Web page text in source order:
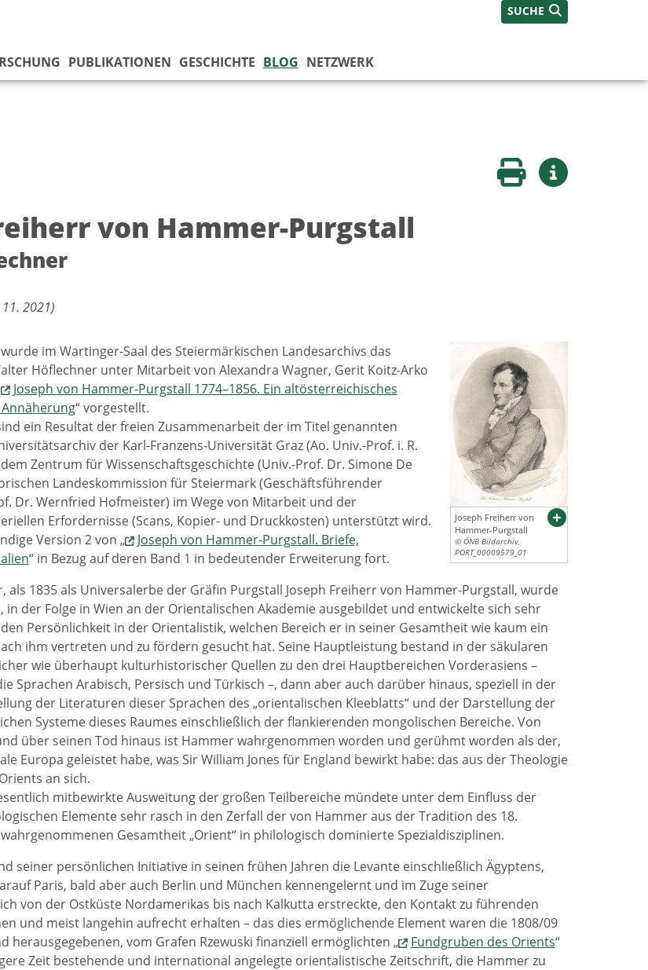
SUCHE
PUBLIKATIONEN GESCHICHTE BLOG NETZWERK
Seite druckenWeitere Infos
von Hammer-Purgstall
2021)
Joseph Freiherr von
Hammer-Purgstall
© ÖNB Bildarchiv,
PORT_00009579_01
im Wartinger-Saal des Steiermärkischen Landesarchivs das
Höflechner unter Mitarbeit von Alexandra Wagner, Gerit Koitz-Arko
Joseph von Hammer-Purgstall 1774–1856. Ein altösterreichisches
“ vorgestellt.
ein Resultat der freien Zusammenarbeit der im Titel genannten
der Karl-Franzens-Universität Graz (Ao. Univ.-Prof. i. R.
Zentrum für Wissenschaftsgeschichte (Univ.-Prof. Dr. Simone De
Landeskommission für Steiermark (Geschäftsführender
Dr. Wernfried Hofmeister) im Wege von Mitarbeit und der
Erfordernisse (Scans, Kopier- und Druckkosten) unterstützt wird.
Version 2 von „
Joseph von Hammer-Purgstall. Briefe,
“ in Bezug auf deren Band 1 in bedeutender Erweiterung fort.
als 1835 als Universalerbe der Gräfin Purgstall Joseph Freiherr von Hammer-Purgstall, wurde
in der Folge in Wien an der Orientalischen Akademie ausgebildet und entwickelte sich sehr
Persönlichkeit in der Orientalistik, welchen Bereich er in seiner Gesamtheit wie kaum ein
ihm vertreten und zu fördern gesucht hat. Seine Hauptleistung bestand in der säkularen
wie überhaupt kulturhistorischer Quellen zu den drei Hauptbereichen Vorderasiens –
Sprachen Arabisch, Persisch und Türkisch –, dann aber auch darüber hinaus, speziell in der
der Literaturen dieser Sprachen des „orientalischen Kleeblatts“ und der Darstellung der
Systeme dieses Raumes einschließlich der flankierenden mongolischen Bereiche. Von
über seinen Tod hinaus ist Hammer wahrgenommen worden und gerühmt worden als der,
Europa geleistet habe, was Sir William Jones für England bewirkt habe: das aus der Theologie
an sich.
mitbewirkte Ausweitung der großen Teilbereiche mündete unter dem Einfluss der
Elemente sehr rasch in den Zerfall der von Hammer aus der Tradition des 18.
Gesamtheit „Orient“ in philologisch dominierte Spezialdisziplinen.
seiner persönlichen Initiative in seinen frühen Jahren die Levante einschließlich Ägyptens,
Paris, bald aber auch Berlin und München kennengelernt und im Zuge seiner
von der Ostküste Nordamerikas bis nach Kalkutta erstreckte, den Kontakt zu führenden
und meist langehin aufrecht erhalten – das dies ermöglichende Element waren die 1808/09
herausgegebenen, vom Grafen Rzewuski finanziell ermöglichten „
Fundgruben des Orients“
Zeit bestehende und international angelegte orientalistische Zeitschrift, die Hammer zu